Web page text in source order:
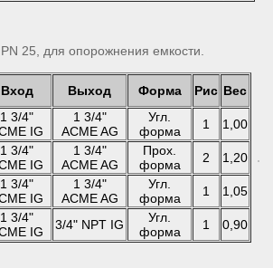
PN 25, для опорожнения емкости.
Вход Выход Форма Рис Вес
1 3/4"
IG
1 3/4"
ACME AG
Угл.
форма
1 1,00
1 3/4"
IG
1 3/4"
ACME AG
Прох.
форма
2 1,20
1 3/4"
IG
1 3/4"
ACME AG
Угл.
форма
1 1,05
1 3/4"
IG
3/4" NPT IG
Угл.
форма
1 0,90